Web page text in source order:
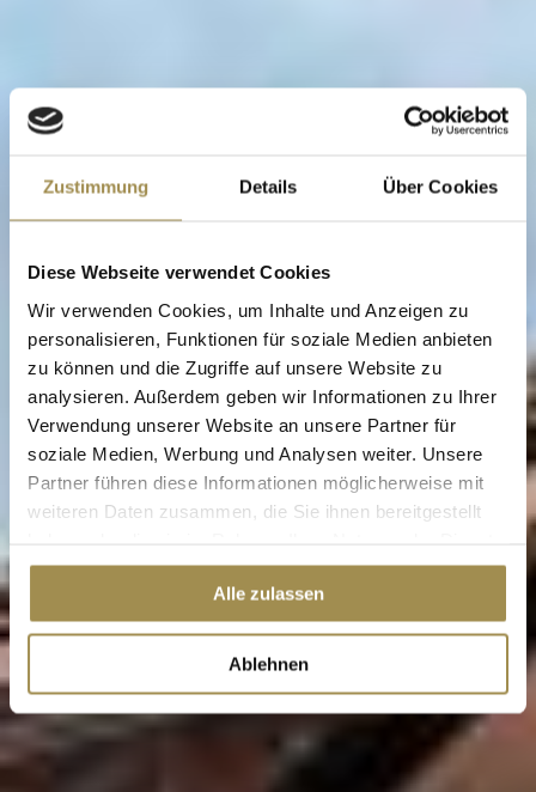
Zustimmung Details Über Cookies
Diese Webseite verwendet Cookies
Wir verwenden Cookies, um Inhalte und Anzeigen zu
personalisieren, Funktionen für soziale Medien anbieten
zu können und die Zugriffe auf unsere Website zu
analysieren. Außerdem geben wir Informationen zu Ihrer
Verwendung unserer Website an unsere Partner für
soziale Medien, Werbung und Analysen weiter. Unsere
Partner führen diese Informationen möglicherweise mit
weiteren Daten zusammen, die Sie ihnen bereitgestellt
gesammelt haben.
Alle zulassen
Ablehnen